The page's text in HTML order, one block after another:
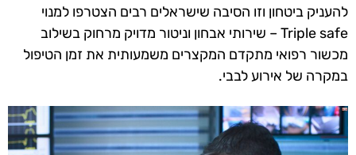
להעניק ביטחון וזו הסיבה שישראלים רבים הצטרפו למנוי
Triple safe – שירותי אבחון וניטור מדויק מרחוק בשילוב
מכשור רפואי מתקדם המקצרים משמעותית את זמן הטיפול
במקרה של אירוע לבבי.